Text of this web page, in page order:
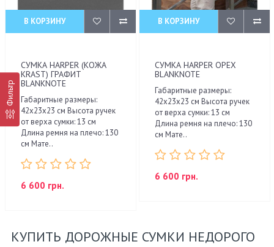
Фильтр
В КОРЗИНУ
СУМКА HARPER (КОЖА
KRAST) ГРАФИТ
BLANKNOTE
Габаритные размеры:
42х23х23 см Высота ручек
от верха сумки: 13 см
Длина ремня на плечо: 130
см Мате..
6 600 грн.
В КОРЗИНУ
СУМКА HARPER ОРЕХ
BLANKNOTE
Габаритные размеры:
42х23х23 см Высота ручек
от верха сумки: 13 см
Длина ремня на плечо: 130
см Мате..
6 600 грн.
КУПИТЬ ДОРОЖНЫЕ СУМКИ НЕДОРОГО